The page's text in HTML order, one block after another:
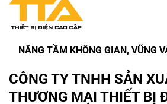
NÂNG TẦM KHÔNG GIAN, VỮNG
CÔNG TY TNHH SẢN
THƯƠNG MẠI THIẾT BỊ